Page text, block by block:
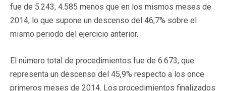
fue de 5.243, 4.585 menos que en los mismos meses de
2014, lo que supone un descenso del 46,7% sobre el
mismo periodo del ejercicio anterior.
El número total de procedimientos fue de 6.673, que
representa un descenso del 45,9% respecto a los once
primeros meses de 2014. Los procedimientos finalizados